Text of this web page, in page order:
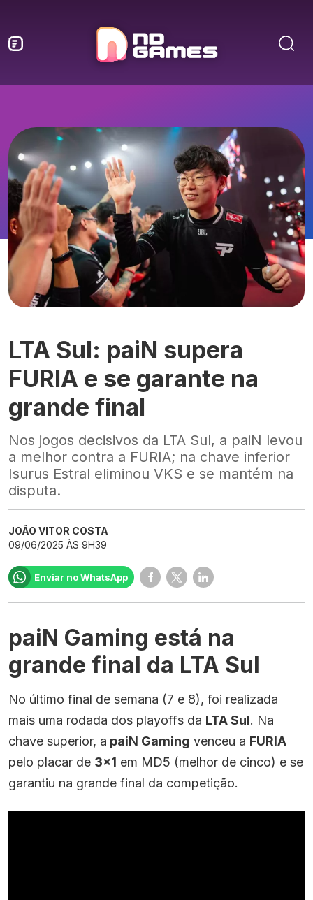
LTA Sul: paiN supera
FURIA e se garante na
grande final
Nos jogos decisivos da LTA Sul, a paiN levou
a melhor contra a FURIA; na chave inferior
Isurus Estral eliminou VKS e se mantém na
disputa.
JOÃO VITOR COSTA
09/06/2025 ÀS 9H39
Enviar no WhatsApp
paiN Gaming está na
grande final da LTA Sul
No último final de semana (7 e 8), foi realizada
mais uma rodada dos playoffs da LTA Sul. Na
chave superior, a paiN Gaming venceu a FURIA
pelo placar de 3×1 em MD5 (melhor de cinco) e se
garantiu na grande final da competição.